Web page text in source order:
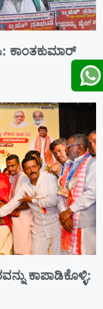
ಕಾಂತಕುಮಾರ್
ಕಾಪಾಡಿಕೊಳ್ಳಿ: